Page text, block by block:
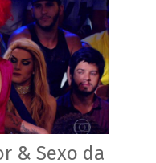
& Sexo da